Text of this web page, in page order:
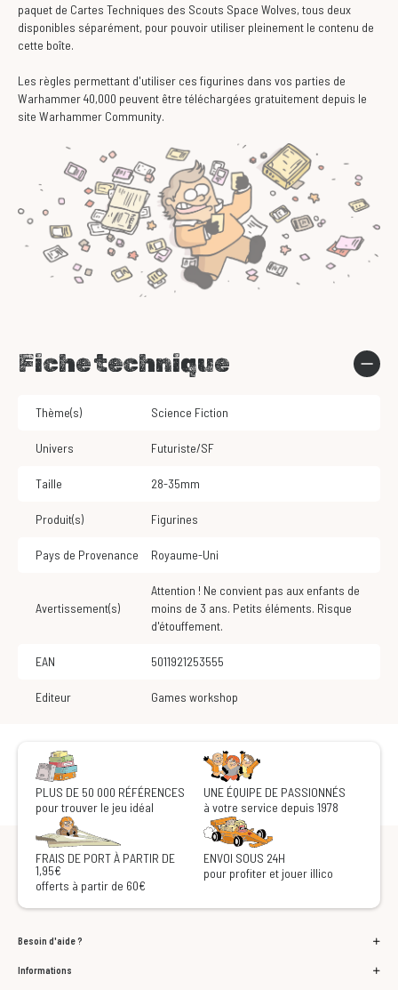
paquet de Cartes Techniques des Scouts Space Wolves, tous deux
disponibles séparément, pour pouvoir utiliser pleinement le contenu de
cette boîte.
Les règles permettant d'utiliser ces figurines dans vos parties de
Warhammer 40,000 peuvent être téléchargées gratuitement depuis le
site Warhammer Community.
Fiche technique
Thème(s) Science Fiction
Univers Futuriste/SF
Taille 28-35mm
Produit(s) Figurines
Pays de Provenance Royaume-Uni
Avertissement(s)
Attention ! Ne convient pas aux enfants de
moins de 3 ans. Petits éléments. Risque
d'étouffement.
EAN 5011921253555
Editeur Games workshop
PLUS DE 50 000 RÉFÉRENCES
pour trouver le jeu idéal
UNE ÉQUIPE DE PASSIONNÉS
à votre service depuis 1978
FRAIS DE PORT À PARTIR DE
1,95€
offerts à partir de 60€
ENVOI SOUS 24H
pour profiter et jouer illico
Besoin d'aide ?
Informations